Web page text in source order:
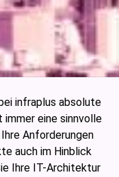
infraplus absolute
eine sinnvolle
Anforderungen
auch im Hinblick
Ihre IT-Architektur